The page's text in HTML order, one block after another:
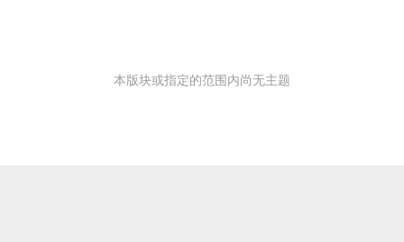
本版块或指定的范围内尚无主题